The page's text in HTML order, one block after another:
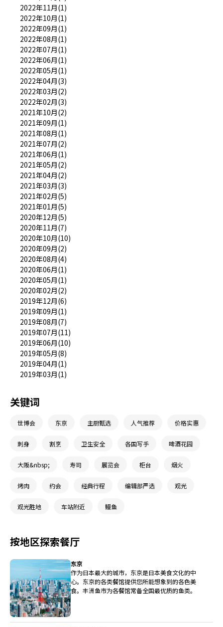
2022年11月(1)
2022年10月(1)
2022年09月(1)
2022年08月(1)
2022年07月(1)
2022年06月(1)
2022年05月(1)
2022年04月(3)
2022年03月(2)
2022年02月(3)
2021年10月(2)
2021年09月(1)
2021年08月(1)
2021年07月(2)
2021年06月(1)
2021年05月(2)
2021年04月(2)
2021年03月(3)
2021年02月(5)
2021年01月(5)
2020年12月(5)
2020年11月(7)
2020年10月(10)
2020年09月(2)
2020年08月(4)
2020年06月(1)
2020年05月(1)
2020年02月(2)
2019年12月(6)
2019年09月(1)
2019年08月(7)
2019年07月(11)
2019年06月(10)
2019年05月(8)
2019年04月(1)
2019年03月(1)
关键词
世博会 东京 主厨甄选 人气推荐 价格实惠
刺身 割烹 卫生安全 各国写手 啤酒花园
大阪&nbsp; 寿司 展览会 柜台 烟火
烤肉 约会 经典行程 编辑部严选 观光
观光胜地 车站附近 鳗鱼
按地区探索餐厅
东京
作为日本最大的城市，东京是日本美食文化的中
心。东京的各类餐馆提供您所能想象到的各色美
食。丰洲鱼市为各餐馆常备全国最优质的鱼类。